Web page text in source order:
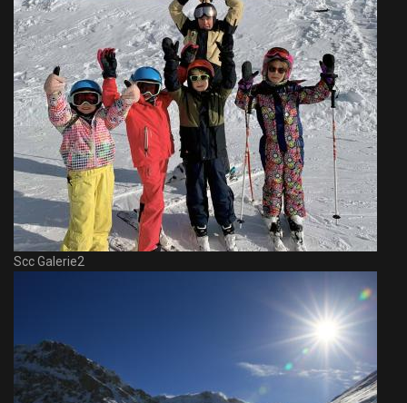
Scc Galerie2